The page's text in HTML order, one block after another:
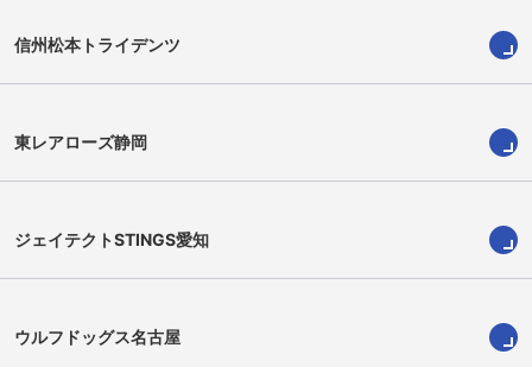
重藤 トビアス赳
信州松本トライデンツ
東レアローズ静岡
ジェイテクトSTINGS愛知
ウルフドッグス名古屋